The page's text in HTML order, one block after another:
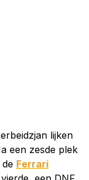
lijken
een zesde plek
Ferrari